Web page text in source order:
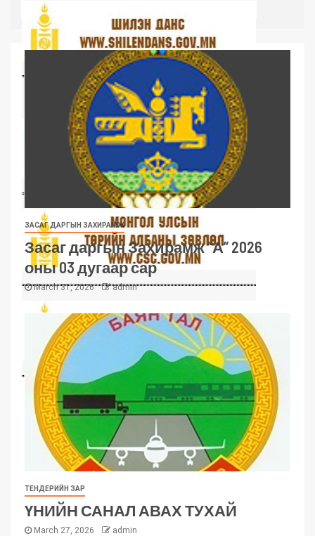
ЗАСАГ ДАРГЫН ЗАХИРАМЖ
Засаг даргын Захирамж “А” 2026
оны 03 дугаар сар
March 31, 2026 admin
ТЕНДЕРИЙН ЗАР
ҮНИЙН САНАЛ АВАХ ТУХАЙ
March 27, 2026 admin